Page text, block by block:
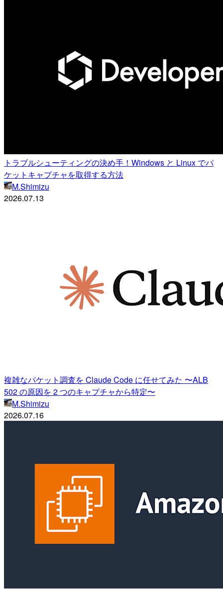
トラブルシューティングの決め手！Windows と Linux でパ
ケットキャプチャを取得する方法
M.Shimizu
2026.07.13
複雑なパケット調査を Claude Code に任せてみた 〜ALB
502 の原因を 2 つのキャプチャから特定〜
M.Shimizu
2026.07.16